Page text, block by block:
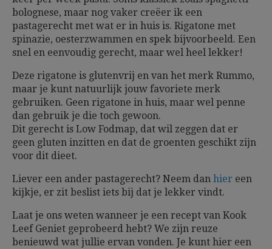
bolognese, maar nog vaker creëer ik een
pastagerecht met wat er in huis is. Rigatone met
spinazie, oesterzwammen en spek bijvoorbeeld. Een
snel en eenvoudig gerecht, maar wel heel lekker!
Deze rigatone is glutenvrij en van het merk Rummo,
maar je kunt natuurlijk jouw favoriete merk
gebruiken. Geen rigatone in huis, maar wel penne
dan gebruik je die toch gewoon.
Dit gerecht is Low Fodmap, dat wil zeggen dat er
geen gluten inzitten en dat de groenten geschikt zijn
voor dit dieet.
Liever een ander pastagerecht? Neem dan hier een
kijkje, er zit beslist iets bij dat je lekker vindt.
Laat je ons weten wanneer je een recept van Kook
Leef Geniet geprobeerd hebt? We zijn reuze
benieuwd wat jullie ervan vonden. Je kunt hier een